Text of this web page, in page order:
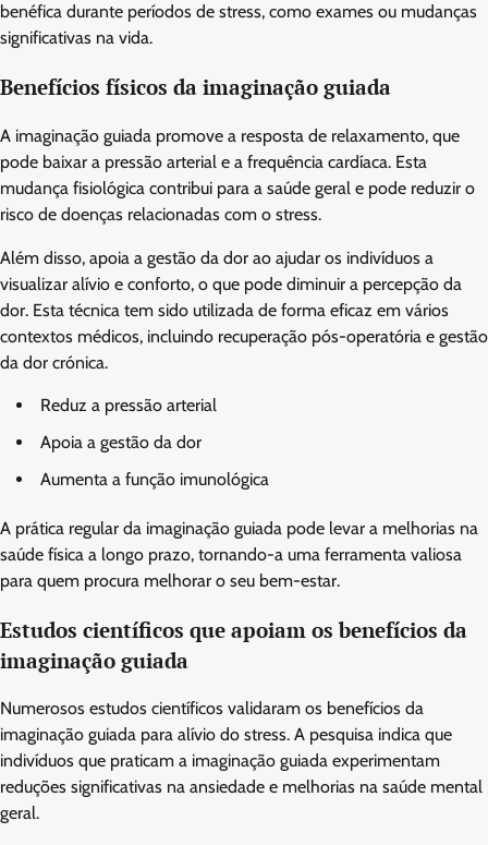
benéfica durante períodos de stress, como exames ou mudanças
significativas na vida.
Benefícios físicos da imaginação guiada
A imaginação guiada promove a resposta de relaxamento, que
pode baixar a pressão arterial e a frequência cardíaca. Esta
mudança fisiológica contribui para a saúde geral e pode reduzir o
risco de doenças relacionadas com o stress.
Além disso, apoia a gestão da dor ao ajudar os indivíduos a
visualizar alívio e conforto, o que pode diminuir a percepção da
dor. Esta técnica tem sido utilizada de forma eficaz em vários
contextos médicos, incluindo recuperação pós-operatória e gestão
da dor crónica.
Reduz a pressão arterial
Apoia a gestão da dor
Aumenta a função imunológica
A prática regular da imaginação guiada pode levar a melhorias na
saúde física a longo prazo, tornando-a uma ferramenta valiosa
para quem procura melhorar o seu bem-estar.
Estudos científicos que apoiam os benefícios da
imaginação guiada
Numerosos estudos científicos validaram os benefícios da
imaginação guiada para alívio do stress. A pesquisa indica que
indivíduos que praticam a imaginação guiada experimentam
reduções significativas na ansiedade e melhorias na saúde mental
geral.